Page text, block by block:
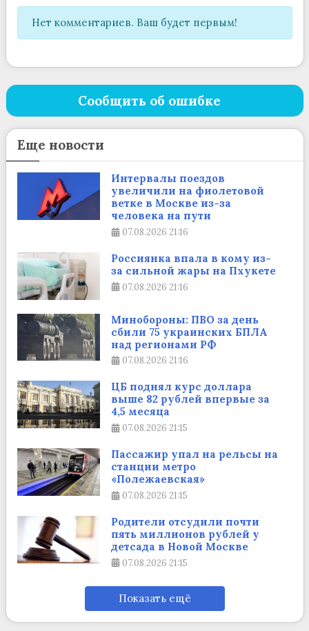
Нет комментариев. Ваш будет первым!
Сообщить об ошибке
Еще новости
Интервалы поездов
увеличили на фиолетовой
ветке в Москве из-за
человека на пути
07.08.2026 21:16
Россиянка впала в кому из-
за сильной жары на Пхукете
07.08.2026 21:16
Минобороны: ПВО за день
сбили 75 украинских БПЛА
над регионами РФ
07.08.2026 21:16
ЦБ поднял курс доллара
выше 82 рублей впервые за
4,5 месяца
07.08.2026 21:15
Пассажир упал на рельсы на
станции метро
«Полежаевская»
07.08.2026 21:15
Родители отсудили почти
пять миллионов рублей у
детсада в Новой Москве
07.08.2026 21:15
Показать ещё